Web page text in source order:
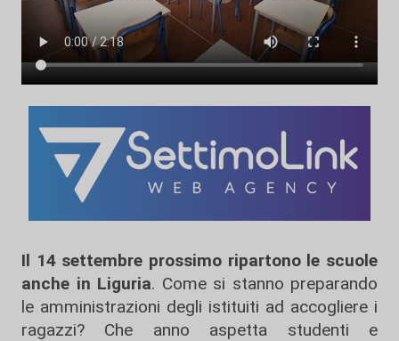
Il 14 settembre prossimo ripartono le scuole
anche in Liguria. Come si stanno preparando
le amministrazioni degli istituiti ad accogliere i
ragazzi? Che anno aspetta studenti e